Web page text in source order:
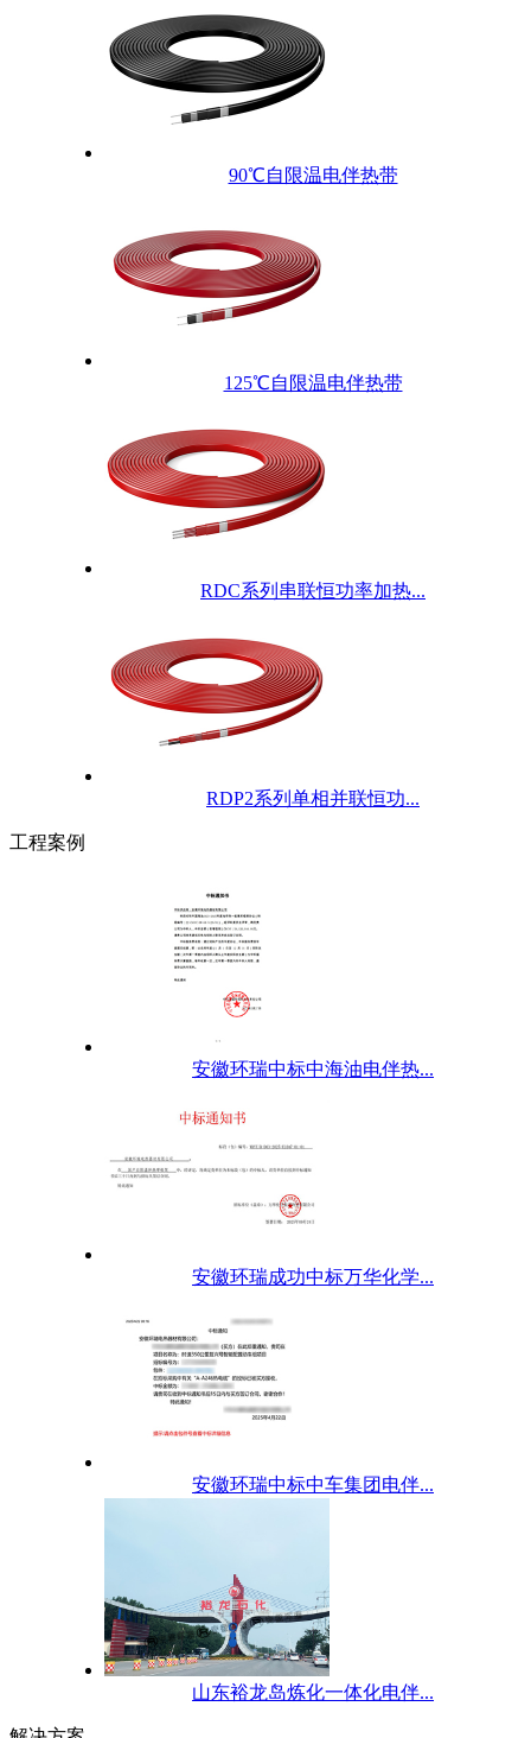
90℃自限温电伴热带
125℃自限温电伴热带
RDC系列串联恒功率加热...
RDP2系列单相并联恒功...
工程案例
安徽环瑞中标中海油电伴热...
安徽环瑞成功中标万华化学...
安徽环瑞中标中车集团电伴...
山东裕龙岛炼化一体化电伴...